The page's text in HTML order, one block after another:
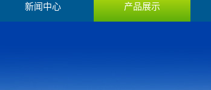
新闻中心 产品展示